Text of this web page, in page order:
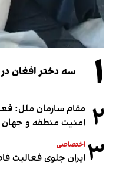
۱ سه دختر افغان در
۲ مقام سازمان ملل:
امنیت منطقه و جهان
۳ اختصاصی
ایران جلوی فعالیت